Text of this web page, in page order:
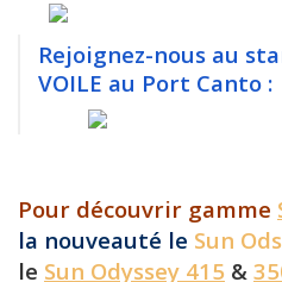
Rejoignez-nous au
VOILE au Port Canto :
Pour découvrir gamme
la nouveauté le Sun
le Sun Odyssey 415 &